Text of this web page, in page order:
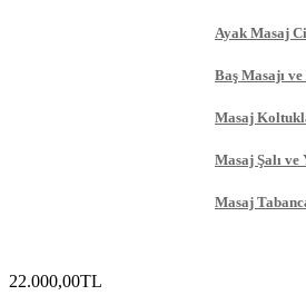
Ayak Masaj
Baş Masajı
Masaj
Masaj Şalı ve
Masaj
22.000,00TL